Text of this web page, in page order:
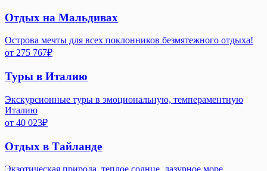
Отдых на Мальдивах
Острова мечты для всех поклонников безмятежного отдыха!
от 275 767₽
Туры в Италию
Экскурсионные туры в эмоциональную, темпераментную
Италию
от 40 023₽
Отдых в Тайланде